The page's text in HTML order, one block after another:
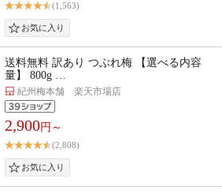
(1,563)
送料無料 訳あり つぶれ梅 【選べる内容
量】 800g …
紀州梅本舗 楽天市場店
2,900円～
(2,808)